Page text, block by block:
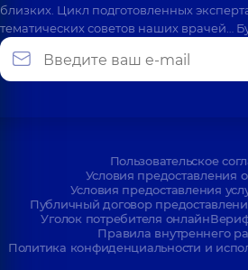
близких. Цикл подготовленных
тематических советов наших врачей…
Пользовательское
Условия предоставления
Условия предоставления
Публичный договор
Уголок потребителя онлайн
Правила внутреннего
Политика конфиденциальности и